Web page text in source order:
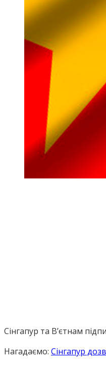
Сінгапур та В’єтнам
Нагадаємо: Сінгапур